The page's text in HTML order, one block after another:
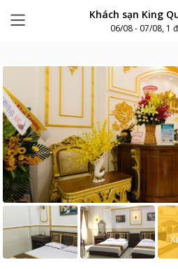
Khách sạn King
06/08 - 07/08, 1